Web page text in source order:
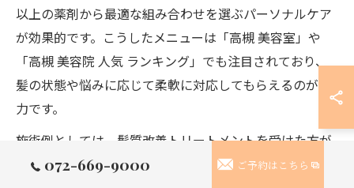
以上の薬剤から最適な組み合わせを選ぶパーソナルケア
が効果的です。こうしたメニューは「高槻 美容室」や
「高槻 美容院 人気 ランキング」でも注目されており、
髪の状態や悩みに応じて柔軟に対応してもらえるのが魅
力です。
施術例としては、髪質改善トリートメントを受けた方が
「朝のセットが驚くほど楽になった」「手ぐしだけでま
072-669-9000 ご予約はこちら